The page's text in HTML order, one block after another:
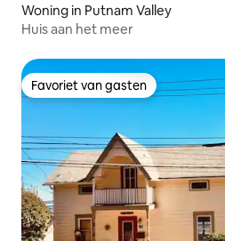
Woning in Putnam Valley
Huis aan het meer
Favoriet van gasten
Favoriet van gasten